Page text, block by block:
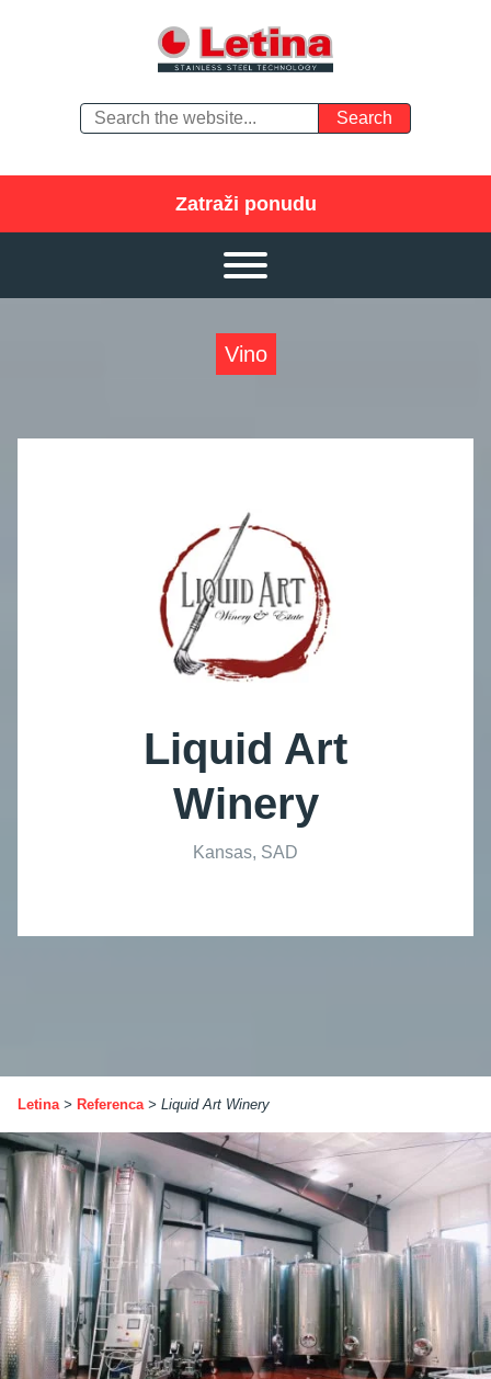
Zatraži ponudu
Vino
Liquid Art
Winery
Kansas, SAD
Letina> Referenca> Liquid Art Winery